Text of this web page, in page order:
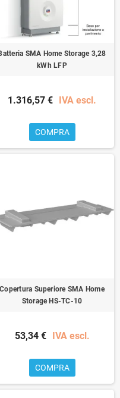
SMA Home Storage 3,28
kWh LFP
1.316,57 € IVA escl.
COMPRA
Copertura Superiore SMA Home
Storage HS-TC-10
53,34 € IVA escl.
COMPRA